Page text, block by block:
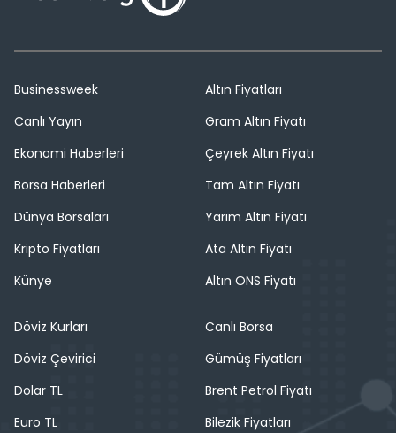
Businessweek
Canlı Yayın
Ekonomi Haberleri
Borsa Haberleri
Dünya Borsaları
Kripto Fiyatları
Künye
Altın Fiyatları
Gram Altın Fiyatı
Çeyrek Altın Fiyatı
Tam Altın Fiyatı
Yarım Altın Fiyatı
Ata Altın Fiyatı
Altın ONS Fiyatı
Döviz Kurları
Döviz Çevirici
Dolar TL
Euro TL
Canlı Borsa
Gümüş Fiyatları
Brent Petrol Fiyatı
Bilezik Fiyatları